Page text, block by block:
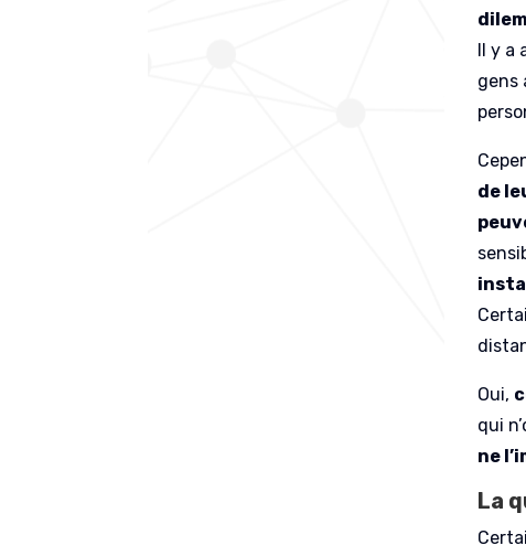
Il y a
gens
de
Oui,
qui
ne
La